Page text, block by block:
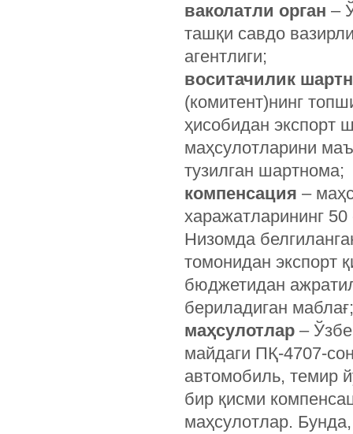
ваколатли орган –
ташқи савдо
агентлиги;
воситачилик
(комитент)нинг
ҳисобидан экспорт
маҳсулотларини
тузилган шартнома;
компенсация –
харажатларининг
Низомда
томонидан экспорт
бюджетидан
бериладиган маблағ;
маҳсулотлар –
майдаги ПҚ-4707-
автомобиль, темир
бир қисми
маҳсулотлар.